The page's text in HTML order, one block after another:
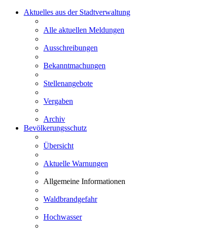
Aktuelles aus der Stadtverwaltung
Alle aktuellen Meldungen
Ausschreibungen
Bekanntmachungen
Stellenangebote
Vergaben
Archiv
Bevölkerungsschutz
Übersicht
Aktuelle Warnungen
Allgemeine Informationen
Waldbrandgefahr
Hochwasser